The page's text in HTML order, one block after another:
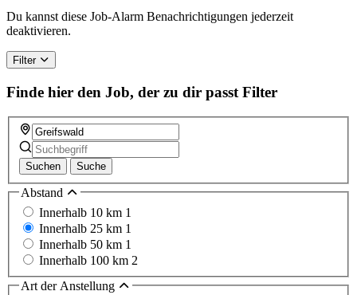
Du kannst diese Job-Alarm Benachrichtigungen jederzeit
deaktivieren.
Filter
Finde hier den Job, der zu dir passt Filter
Suchen Suche
Abstand
Innerhalb 10 km 1
Innerhalb 25 km 1
Innerhalb 50 km 1
Innerhalb 100 km 2
Art der Anstellung